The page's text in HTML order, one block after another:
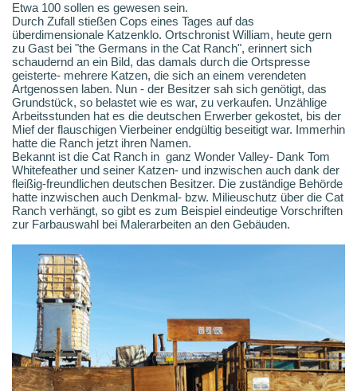
Etwa 100 sollen es gewesen sein.
Durch Zufall stießen Cops eines Tages auf das
überdimensionale Katzenklo. Ortschronist William, heute gern
zu Gast bei "the Germans in the Cat Ranch", erinnert sich
schaudernd an ein Bild, das damals durch die Ortspresse
geisterte- mehrere Katzen, die sich an einem verendeten
Artgenossen laben. Nun - der Besitzer sah sich genötigt, das
Grundstück, so belastet wie es war, zu verkaufen. Unzählige
Arbeitsstunden hat es die deutschen Erwerber gekostet, bis der
Mief der flauschigen Vierbeiner endgültig beseitigt war. Immerhin
hatte die Ranch jetzt ihren Namen.
Bekannt ist die Cat Ranch in ganz Wonder Valley- Dank Tom
Whitefeather und seiner Katzen- und inzwischen auch dank der
fleißig-freundlichen deutschen Besitzer. Die zuständige Behörde
hatte inzwischen auch Denkmal- bzw. Milieuschutz über die Cat
Ranch verhängt, so gibt es zum Beispiel eindeutige Vorschriften
zur Farbauswahl bei Malerarbeiten an den Gebäuden.